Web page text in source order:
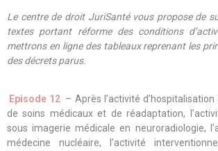
Le centre de droit JuriSanté vous propose de
textes portant réforme des conditions
mettrons en ligne des tableaux reprenant les
des décrets parus.
Episode 12 – Après l’activité
de soins médicaux et de réadaptation, l’
sous imagerie médicale en neuroradiologie, l’
médecine nucléaire,
l’activité